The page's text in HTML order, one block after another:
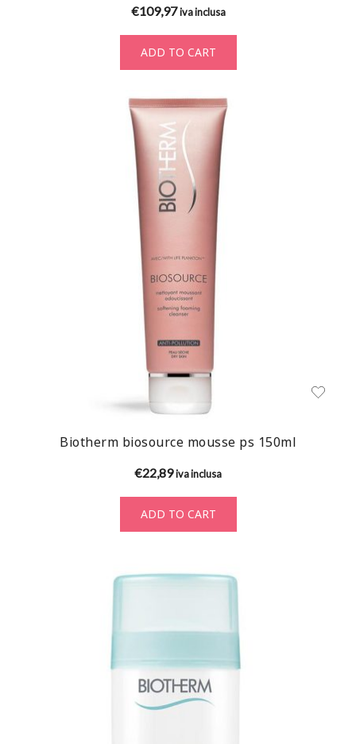
€109,97 iva inclusa
ADD TO CART
Biotherm biosource mousse ps 150ml
€22,89iva inclusa
ADD TO CART